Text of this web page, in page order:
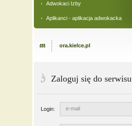
Adwokaci Izby
Aplikanci - aplikacja adwokacka
ora.kielce.pl
Zaloguj się do serwisu
Login: